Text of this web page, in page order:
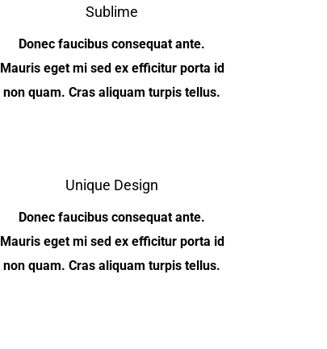
Sublime
Donec faucibus consequat ante.
Mauris eget mi sed ex efficitur porta id
non quam. Cras aliquam turpis tellus.
Unique Design
Donec faucibus consequat ante.
Mauris eget mi sed ex efficitur porta id
non quam. Cras aliquam turpis tellus.